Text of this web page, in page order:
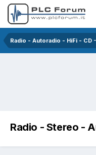
Radio - Autoradio - HiFi - CD
Radio - Stereo -